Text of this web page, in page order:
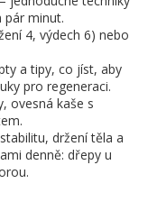
pár minut.
4, výdech 6) nebo
a tipy, co jíst, aby
pro regeneraci.
ovesná kaše s
držení těla a
denně: dřepy u